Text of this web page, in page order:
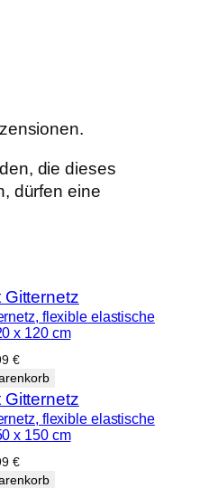
die dieses
dürfen eine
flexible elastische
x 120 cm
€
flexible elastische
x 150 cm
€